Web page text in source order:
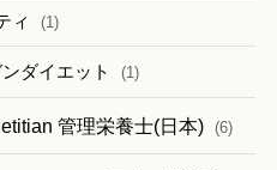
ィ (1)
ダイエット (1)
管理栄養士(日本) (6)